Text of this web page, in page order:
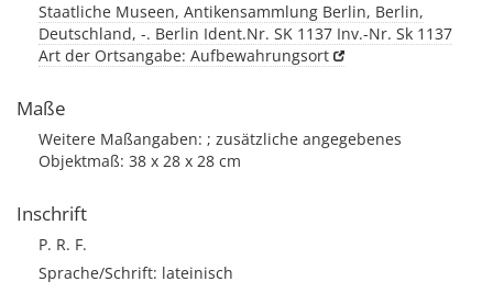
Staatliche Museen, Antikensammlung Berlin, Berlin,
Deutschland, -. Berlin Ident.Nr. SK 1137 Inv.-Nr. Sk 1137
Art der Ortsangabe: Aufbewahrungsort
Maße
Weitere Maßangaben: ; zusätzliche angegebenes
Objektmaß: 38 x 28 x 28 cm
Inschrift
P. R. F.
Sprache/Schrift: lateinisch